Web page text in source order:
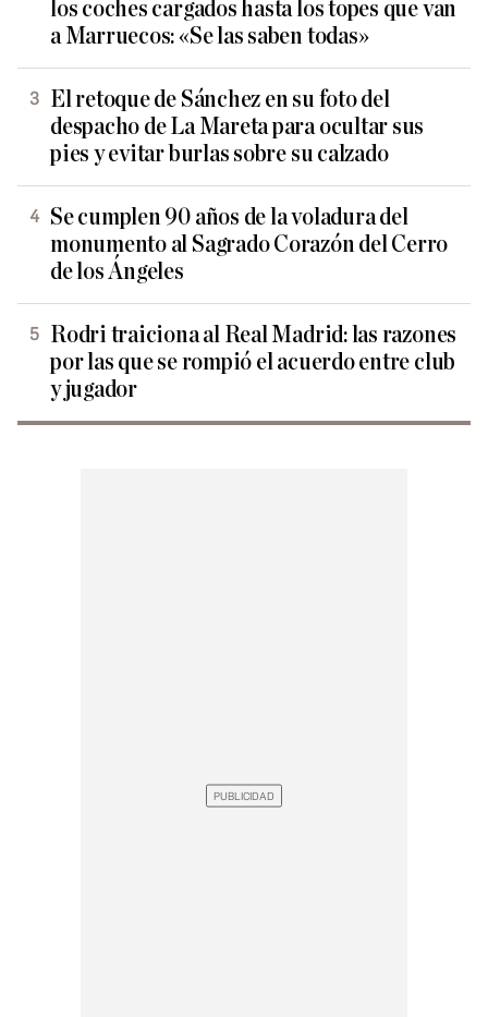
los coches cargados hasta los topes que van
a Marruecos: «Se las saben todas»
El retoque de Sánchez en su foto del
despacho de La Mareta para ocultar sus
pies y evitar burlas sobre su calzado
Se cumplen 90 años de la voladura del
monumento al Sagrado Corazón del Cerro
de los Ángeles
Rodri traiciona al Real Madrid: las razones
por las que se rompió el acuerdo entre club
y jugador